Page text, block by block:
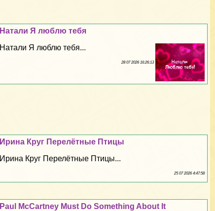
Натали Я люблю тебя
Натали Я люблю тебя...
28 07 2026 16:26:13
Ирина Круг Перелётные Птицы
Ирина Круг Перелётные Птицы...
25 07 2026 4:47:58
Paul McCartney Must Do Something About It